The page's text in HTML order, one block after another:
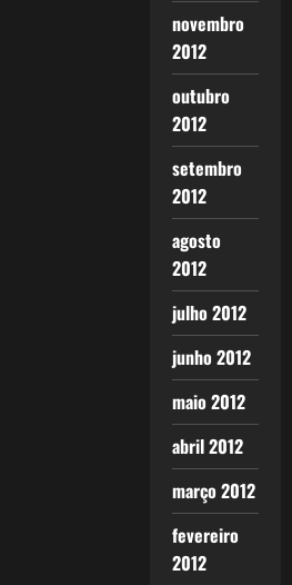
novembro
2012
outubro
2012
setembro
2012
agosto
2012
julho 2012
junho 2012
maio 2012
abril 2012
março 2012
fevereiro
2012